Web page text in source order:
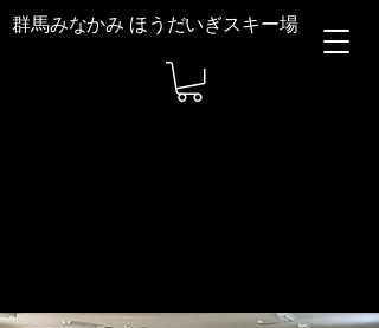
群馬みなかみ ほうだいぎスキー場